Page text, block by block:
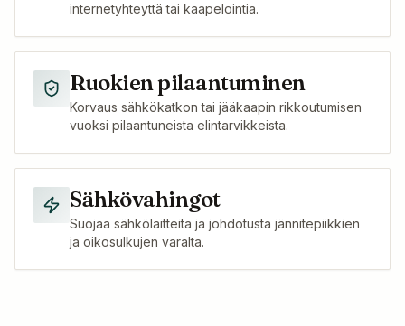
internetyhteyttä tai kaapelointia.
Ruokien pilaantuminen
Korvaus sähkökatkon tai jääkaapin rikkoutumisen
vuoksi pilaantuneista elintarvikkeista.
Sähkövahingot
Suojaa sähkölaitteita ja johdotusta jännitepiikkien
ja oikosulkujen varalta.